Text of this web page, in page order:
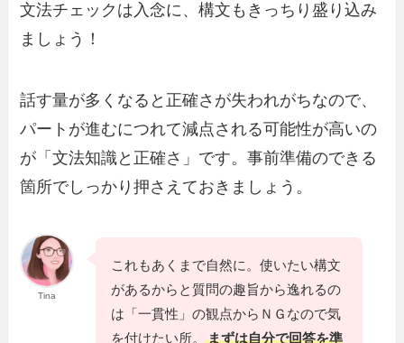
文法チェックは入念に、構文もきっちり盛り込み
ましょう！
話す量が多くなると正確さが失われがちなので、
パートが進むにつれて減点される可能性が高いの
が「文法知識と正確さ」です。事前準備のできる
箇所でしっかり押さえておきましょう。
Tina
これもあくまで自然に。使いたい構文
があるからと質問の趣旨から逸れるの
は「一貫性」の観点からＮＧなので気
を付けたい所。まずは自分で回答を準